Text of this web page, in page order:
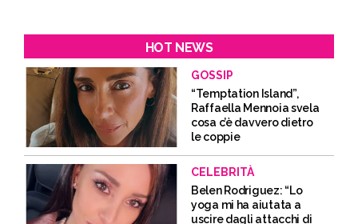
HOT NEWS
GOSSIP
“Temptation Island”,
Raffaella Mennoia svela
cosa c’è davvero dietro
le coppie
CELEBRITÀ
Belen Rodriguez: “Lo
yoga mi ha aiutata a
uscire dagli attacchi di